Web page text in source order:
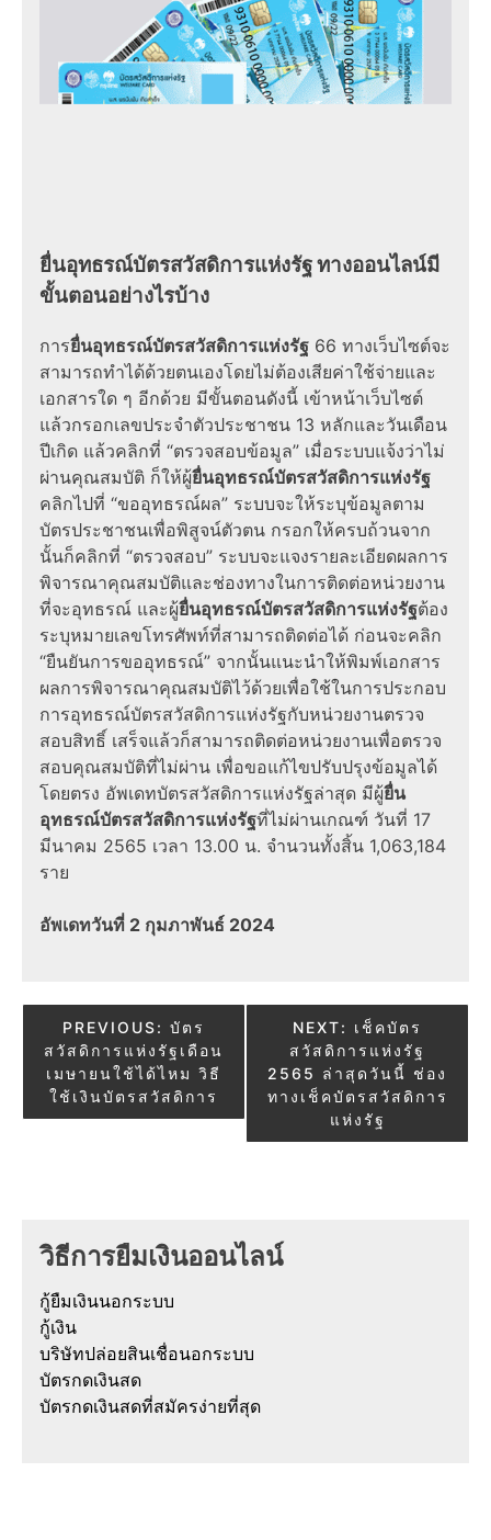
ยื่นอุทธรณ์บัตรสวัสดิการแห่งรัฐทางออนไลน์มี
ขั้นตอนอย่างไรบ้าง
การยื่นอุทธรณ์บัตรสวัสดิการแห่งรัฐ 66 ทางเว็บไซต์จะ
สามารถทำได้ด้วยตนเองโดยไม่ต้องเสียค่าใช้จ่ายและ
เอกสารใด ๆ อีกด้วย มีขั้นตอนดังนี้ เข้าหน้าเว็บไซต์
แล้วกรอกเลขประจำตัวประชาชน 13 หลักและวันเดือน
ปีเกิด แล้วคลิกที่ “ตรวจสอบข้อมูล” เมื่อระบบแจ้งว่าไม่
ผ่านคุณสมบัติ ก็ให้ผู้ยื่นอุทธรณ์บัตรสวัสดิการแห่งรัฐ
คลิกไปที่ “ขออุทธรณ์ผล” ระบบจะให้ระบุข้อมูลตาม
บัตรประชาชนเพื่อพิสูจน์ตัวตน กรอกให้ครบถ้วนจาก
นั้นก็คลิกที่ “ตรวจสอบ” ระบบจะแจงรายละเอียดผลการ
พิจารณาคุณสมบัติและช่องทางในการติดต่อหน่วยงาน
ที่จะอุทธรณ์ และผู้ยื่นอุทธรณ์บัตรสวัสดิการแห่งรัฐต้อง
ระบุหมายเลขโทรศัพท์ที่สามารถติดต่อได้ ก่อนจะคลิก
“ยืนยันการขออุทธรณ์” จากนั้นแนะนำให้พิมพ์เอกสาร
ผลการพิจารณาคุณสมบัติไว้ด้วยเพื่อใช้ในการประกอบ
การอุทธรณ์บัตรสวัสดิการแห่งรัฐกับหน่วยงานตรวจ
สอบสิทธิ์ เสร็จแล้วก็สามารถติดต่อหน่วยงานเพื่อตรวจ
สอบคุณสมบัติที่ไม่ผ่าน เพื่อขอแก้ไขปรับปรุงข้อมูลได้
โดยตรง อัพเดทบัตรสวัสดิการแห่งรัฐล่าสุด มีผู้ยื่น
อุทธรณ์บัตรสวัสดิการแห่งรัฐที่ไม่ผ่านเกณฑ์ วันที่ 17
มีนาคม 2565 เวลา 13.00 น. จำนวนทั้งสิ้น 1,063,184
ราย
อัพเดทวันที่ 2 กุมภาพันธ์ 2024
Post
navigation
PREVIOUS: บัตร
สวัสดิการแห่งรัฐเดือน
เมษายนใช้ได้ไหม วิธี
ใช้เงินบัตรสวัสดิการ
NEXT: เช็คบัตร
สวัสดิการแห่งรัฐ
2565 ล่าสุดวันนี้ ช่อง
ทางเช็คบัตรสวัสดิการ
แห่งรัฐ
วิธีการยืมเงินออนไลน์
กู้ยืมเงินนอกระบบ
กู้เงิน
บริษัทปล่อยสินเชื่อนอกระบบ
บัตรกดเงินสด
บัตรกดเงินสดที่สมัครง่ายที่สุด